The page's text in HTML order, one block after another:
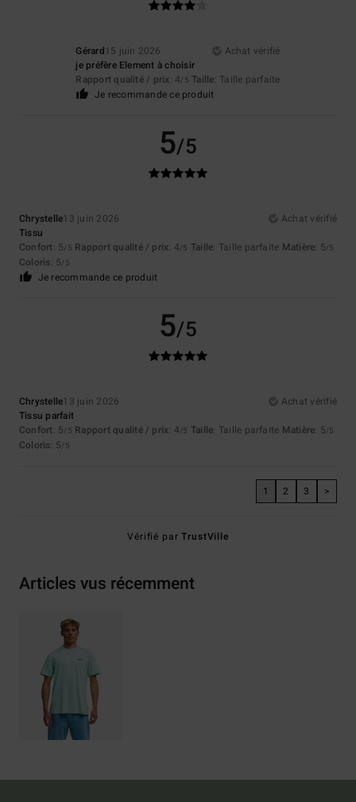
Gérard15 juin 2026
Achat vérifié
je préfère Element à choisir
Rapport qualité / prix: 4/5 Taille: Taille parfaite
Je recommande ce produit
5/5
Chrystelle13 juin 2026
Achat vérifié
Tissu
Confort: 5/5 Rapport qualité / prix: 4/5 Taille: Taille parfaite Matière: 5/5
Coloris: 5/5
Je recommande ce produit
5/5
Chrystelle13 juin 2026
Achat vérifié
Tissu parfait
Confort: 5/5 Rapport qualité / prix: 4/5 Taille: Taille parfaite Matière: 5/5
Coloris: 5/5
1 2 3 >
Vérifié parTrustVille
Articles vus récemment